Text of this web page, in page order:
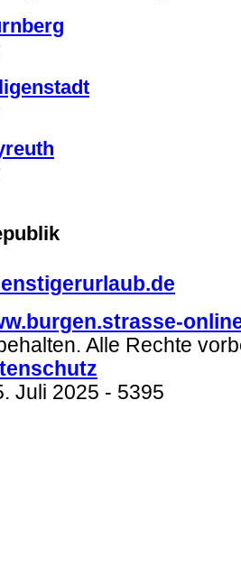
Alle Rechte
Juli 2025 - 5395